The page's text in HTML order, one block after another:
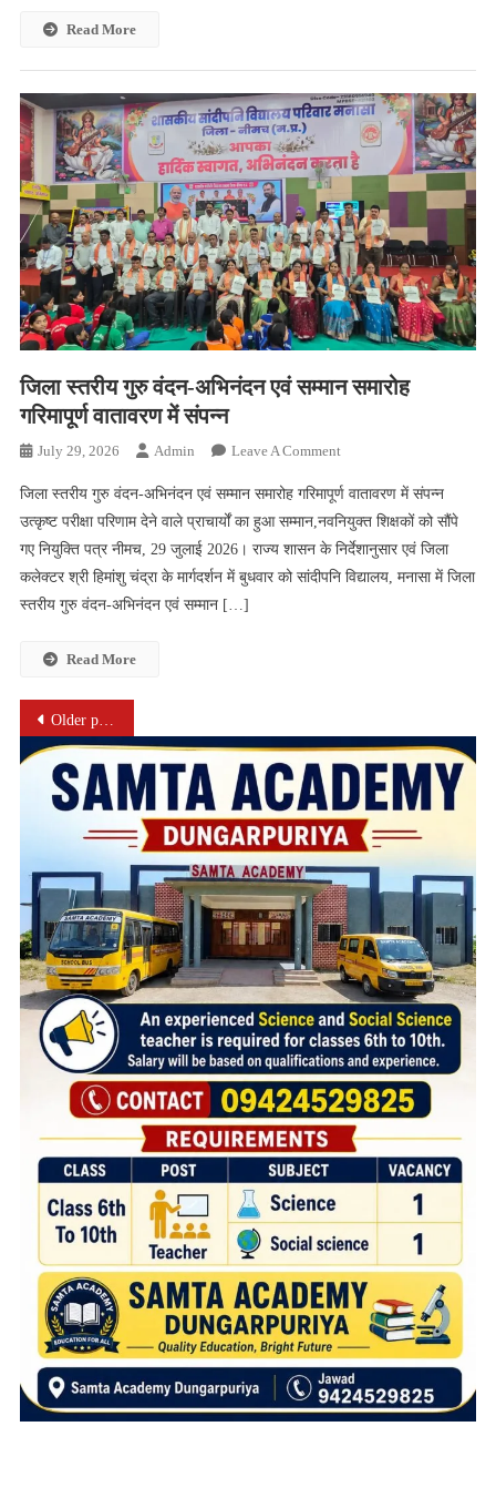
नाथ
गौशाला
में
रहेगा।
Read More
जिला स्तरीय गुरु वंदन-अभिनंदन एवं सम्मान समारोह
गरिमापूर्ण वातावरण में संपन्न
July 29, 2026 Admin Leave A CommentOn
स्तरीय
गुरु
वंदन-
अभिनंदन
संपन्न
जिला स्तरीय गुरु वंदन-अभिनंदन एवं सम्मान समारोह गरिमापूर्ण वातावरण में संपन्न
उत्कृष्ट परीक्षा परिणाम देने वाले प्राचार्यों का हुआ सम्मान,नवनियुक्त शिक्षकों को सौंपे
गए नियुक्ति पत्र नीमच, 29 जुलाई 2026। राज्य शासन के निर्देशानुसार एवं जिला
कलेक्टर श्री हिमांशु चंद्रा के मार्गदर्शन में बुधवार को सांदीपनि विद्यालय, मनासा में जिला
स्तरीय गुरु वंदन-अभिनंदन एवं सम्मान […]
Read More
Posts
navigation
Older posts